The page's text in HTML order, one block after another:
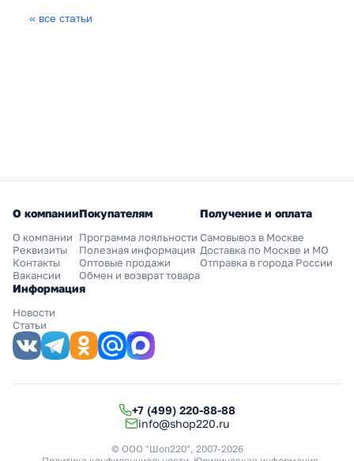
« все статьи
О компании
О компании
Реквизиты
Контакты
Вакансии
Покупателям
Программа лояльности
Полезная информация
Оптовые продажи
Обмен и возврат товара
Получение и оплата
Самовывоз в Москве
Доставка по Москве и МО
Отправка в города России
Информация
Новости
Статьи
+7 (499) 220-88-88
info@shop220.ru
© ООО "Шоп220", 2007-2026